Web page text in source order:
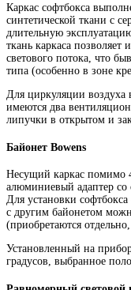
Каркас софтбокса
синтетической ткани с
длительную
ткань каркаса позволяет
светового потока, что
типа (особенно в зоне
Для циркуляции воздуха
имеются два
липучки в открытом и
Байонет Bowens
Несущий каркас помимо
алюминиевый адаптер
Для установки
с другим байонетом
(приобретаются
Установленный на
градусов, выбранное